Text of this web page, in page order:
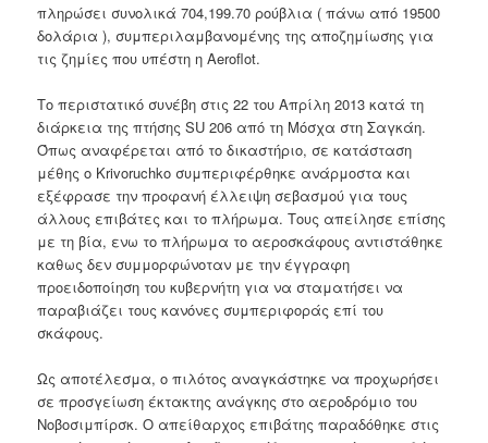
πληρώσει συνολικά 704,199.70 ρούβλια ( πάνω από 19500
δολάρια ), συμπεριλαμβανομένης της αποζημίωσης για
τις ζημίες που υπέστη η Aeroflot.
Το περιστατικό συνέβη στις 22 του Απρίλη 2013 κατά τη
διάρκεια της πτήσης SU 206 από τη Μόσχα στη Σαγκάη.
Όπως αναφέρεται από το δικαστήριο, σε κατάσταση
μέθης ο Krivoruchko συμπεριφέρθηκε ανάρμοστα και
εξέφρασε την προφανή έλλειψη σεβασμού για τους
άλλους επιβάτες και το πλήρωμα. Τους απείλησε επίσης
με τη βία, ενω το πλήρωμα το αεροσκάφους αντιστάθηκε
καθως δεν συμμορφώνοταν με την έγγραφη
προειδοποίηση του κυβερνήτη για να σταματήσει να
παραβιάζει τους κανόνες συμπεριφοράς επί του
σκάφους.
Ως αποτέλεσμα, ο πιλότος αναγκάστηκε να προχωρήσει
σε προσγείωση έκτακτης ανάγκης στο αεροδρόμιο του
Νοβοσιμπίρσκ. Ο απείθαρχος επιβάτης παραδόθηκε στις